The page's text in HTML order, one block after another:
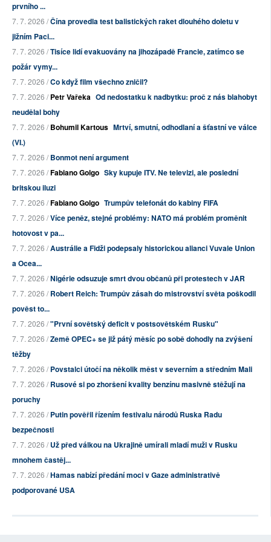
prvního ...
7. 7. 2026 /Čína provedla test balistických raket dlouhého doletu v
jižním Paci...
7. 7. 2026 /Tisíce lidí evakuovány na jihozápadě Francie, zatímco se
požár vymy...
7. 7. 2026 /Co když film všechno zničil?
7. 7. 2026 /Petr Vařeka Od nedostatku k nadbytku: proč z nás blahobyt
neudělal bohy
7. 7. 2026 /Bohumil Kartous Mrtví, smutní, odhodlaní a šťastní ve válce
(VI.)
7. 7. 2026 /Bonmot není argument
7. 7. 2026 /Fabiano Golgo Sky kupuje ITV. Ne televizi, ale poslední
britskou iluzi
7. 7. 2026 /Fabiano Golgo Trumpův telefonát do kabiny FIFA
7. 7. 2026 /Více peněz, stejné problémy: NATO má problém proměnit
hotovost v pa...
7. 7. 2026 /Austrálie a Fidži podepsaly historickou alianci Vuvale Union
a Ocea...
7. 7. 2026 /Nigérie odsuzuje smrt dvou občanů při protestech v JAR
7. 7. 2026 /Robert Reich: Trumpův zásah do mistrovství světa poškodil
pověst to...
7. 7. 2026 /"První sovětský deficit v postsovětském Rusku"
7. 7. 2026 /Země OPEC+ se již pátý měsíc po sobě dohodly na zvýšení
těžby
7. 7. 2026 /Povstalci útočí na několik měst v severním a středním Mali
7. 7. 2026 /Rusové si po zhoršení kvality benzínu masivně stěžují na
poruchy
7. 7. 2026 /Putin pověřil řízením festivalu národů Ruska Radu
bezpečnosti
7. 7. 2026 /Už před válkou na Ukrajině umírali mladí muži v Rusku
mnohem častěj...
7. 7. 2026 /Hamas nabízí předání moci v Gaze administrativě
podporované USA